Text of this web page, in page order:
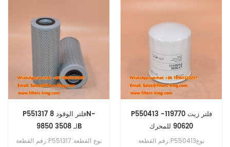
المرجعي 485-4705 للاستخدام
مع Caterpillar 3606 3616.
RE53727 للاستخدام مع John
Deere 1450CWS 1450WTS
1550CWS 1550WTS
9540WTS.
P551317 فلتر الوقود 8N-
9850 لـ 3508B
رقم القطعة:P551317نوع القطعة:
P550413 فلتر زيت 119770-
90620 للمحرك
رقم القطعة:P550413نوع